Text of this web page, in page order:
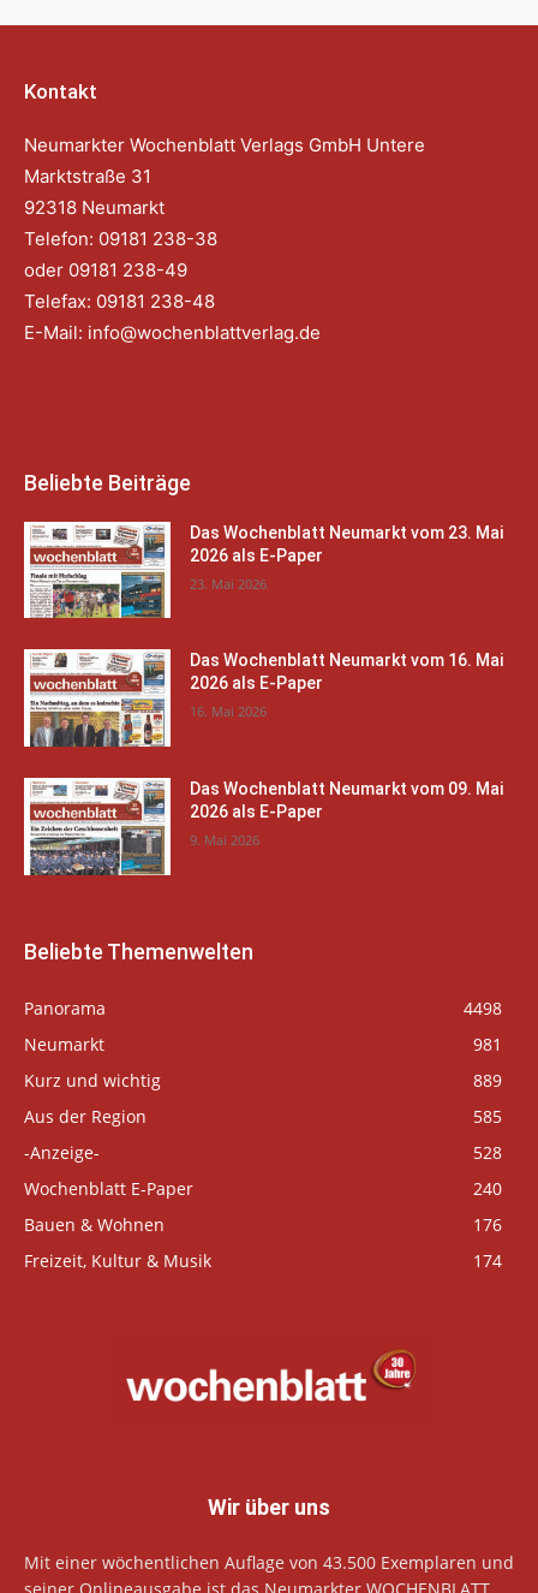
Kontakt
Neumarkter Wochenblatt Verlags GmbH Untere
Marktstraße 31
92318 Neumarkt
Telefon: 09181 238-38
oder 09181 238-49
Telefax: 09181 238-48
E-Mail: info@wochenblattverlag.de
Beliebte Beiträge
Das Wochenblatt Neumarkt vom 23. Mai
2026 als E-Paper
23. Mai 2026
Das Wochenblatt Neumarkt vom 16. Mai
2026 als E-Paper
16. Mai 2026
Das Wochenblatt Neumarkt vom 09. Mai
2026 als E-Paper
9. Mai 2026
Beliebte Themenwelten
Panorama
4498
Neumarkt
981
Kurz und wichtig
889
Aus der Region
585
-Anzeige-
528
Wochenblatt E-Paper
240
Bauen & Wohnen
176
Freizeit, Kultur & Musik
174
Wir über uns
Mit einer wöchentlichen Auflage von 43.500 Exemplaren und